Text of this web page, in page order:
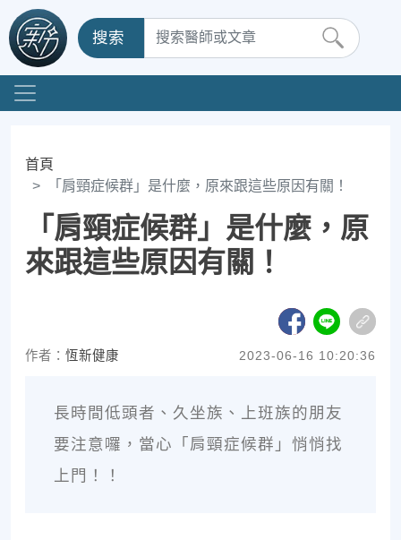
搜索
首頁
「肩頸症候群」是什麼，原來跟這些原因有關！
「肩頸症候群」是什麼，原
來跟這些原因有關！
作者： 恆新健康 2023-06-16 10:20:36
長時間低頭者、久坐族、上班族的朋友
要注意囉，當心「肩頸症候群」悄悄找
上門！！